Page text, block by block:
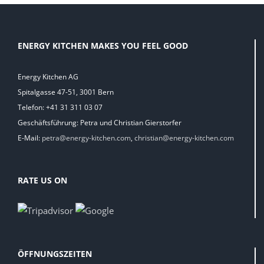
ENERGY KITCHEN MAKES YOU FEEL GOOD
Energy Kitchen AG
Spitalgasse 47-51, 3001 Bern
Telefon: +41 31 311 03 07
Geschäftsführung: Petra und Christian Gierstorfer
E-Mail: petra@energy-kitchen.com, christian@energy-kitchen.com
RATE US ON
ÖFFNUNGSZEITEN